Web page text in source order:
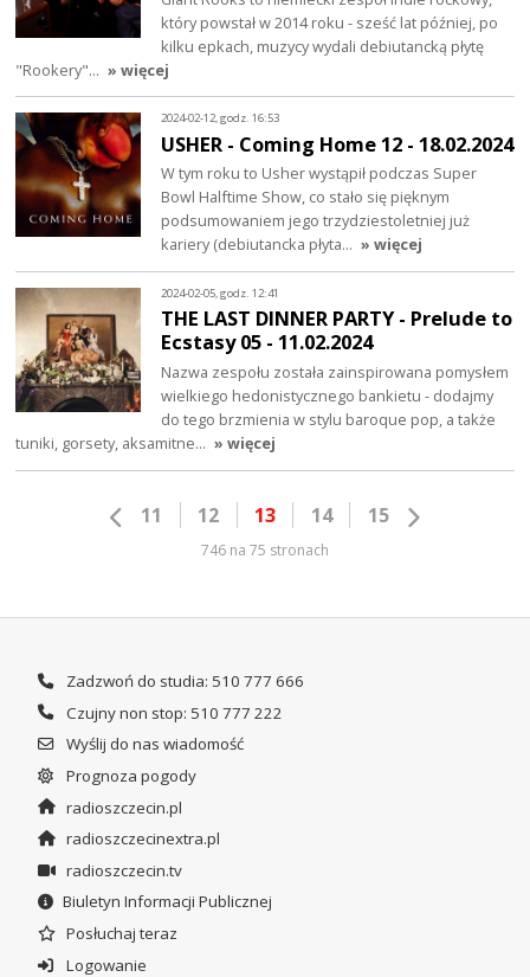
który powstał w 2014 roku - sześć lat później, po
kilku epkach, muzycy wydali debiutancką płytę
"Rookery"… » więcej
2024-02-12, godz. 16:53
USHER - Coming Home 12 - 18.02.2024
W tym roku to Usher wystąpił podczas Super
Bowl Halftime Show, co stało się pięknym
podsumowaniem jego trzydziestoletniej już
kariery (debiutancka płyta… » więcej
2024-02-05, godz. 12:41
THE LAST DINNER PARTY - Prelude to
Ecstasy 05 - 11.02.2024
Nazwa zespołu została zainspirowana pomysłem
wielkiego hedonistycznego bankietu - dodajmy
do tego brzmienia w stylu baroque pop, a także
tuniki, gorsety, aksamitne… » więcej
11 12 13 14 15
746 na 75 stronach
Zadzwoń do studia: 510 777 666
Czujny non stop: 510 777 222
Wyślij do nas wiadomość
Prognoza pogody
radioszczecin.pl
radioszczecinextra.pl
radioszczecin.tv
Biuletyn Informacji Publicznej
Posłuchaj teraz
Logowanie